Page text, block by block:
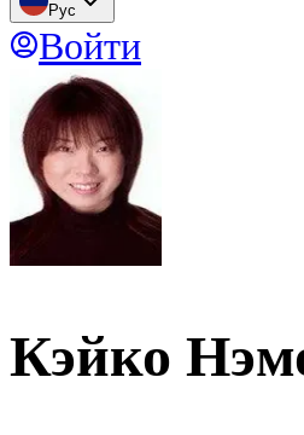
Рус
Войти
Кэйко